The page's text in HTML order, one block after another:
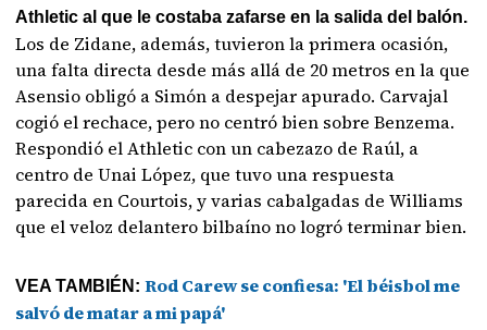
Athletic al que le costaba zafarse en la salida del balón.
Los de Zidane, además, tuvieron la primera ocasión,
una falta directa desde más allá de 20 metros en la que
Asensio obligó a Simón a despejar apurado. Carvajal
cogió el rechace, pero no centró bien sobre Benzema.
Respondió el Athletic con un cabezazo de Raúl, a
centro de Unai López, que tuvo una respuesta
parecida en Courtois, y varias cabalgadas de Williams
que el veloz delantero bilbaíno no logró terminar bien.
VEA TAMBIÉN:Rod Carew se confiesa: 'El béisbol me
salvó de matar a mi papá'